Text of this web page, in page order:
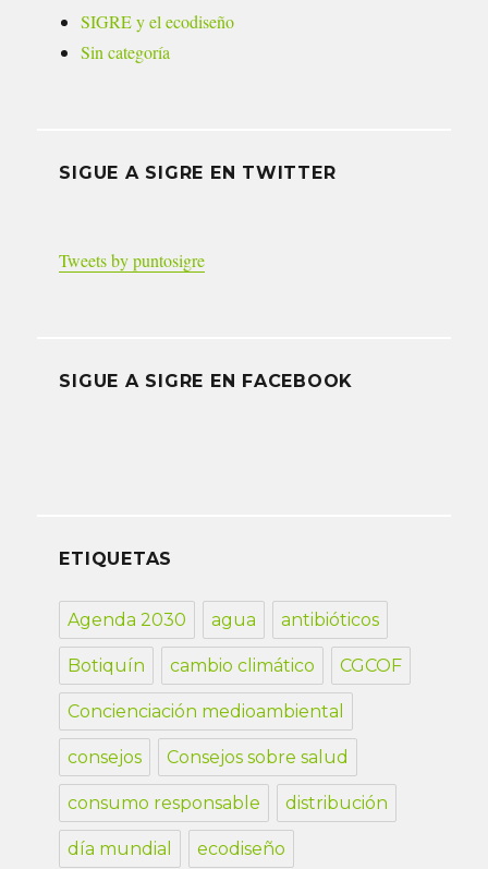
SIGRE y el ecodiseño
Sin categoría
SIGUE A SIGRE EN TWITTER
Tweets by puntosigre
SIGUE A SIGRE EN FACEBOOK
ETIQUETAS
Agenda 2030 agua antibióticos
Botiquín cambio climático CGCOF
Concienciación medioambiental
consejos Consejos sobre salud
consumo responsable distribución
día mundial ecodiseño